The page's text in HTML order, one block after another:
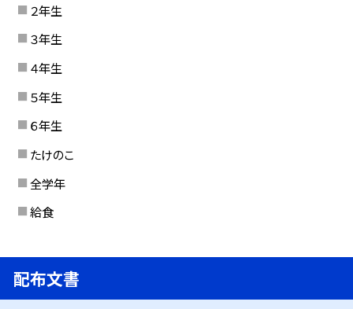
２年生
３年生
４年生
５年生
６年生
たけのこ
全学年
給食
配布文書